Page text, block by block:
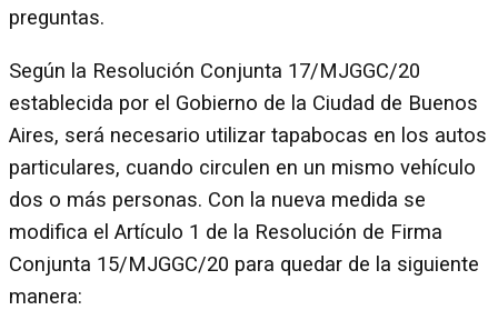
preguntas.
Según la Resolución Conjunta 17/MJGGC/20
establecida por el Gobierno de la Ciudad de Buenos
Aires, será necesario utilizar tapabocas en los autos
particulares, cuando circulen en un mismo vehículo
dos o más personas. Con la nueva medida se
modifica el Artículo 1 de la Resolución de Firma
Conjunta 15/MJGGC/20 para quedar de la siguiente
manera: